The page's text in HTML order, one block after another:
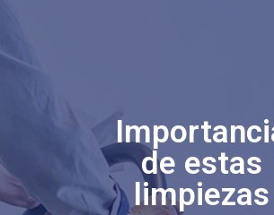
de estas
limpiezas